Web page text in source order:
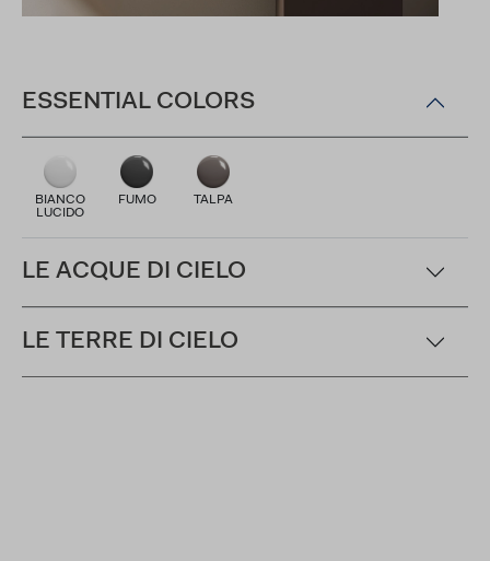
ESSENTIAL COLORS
BIANCO
LUCIDO
FUMO TALPA
LE ACQUE DI CIELO
LE TERRE DI CIELO